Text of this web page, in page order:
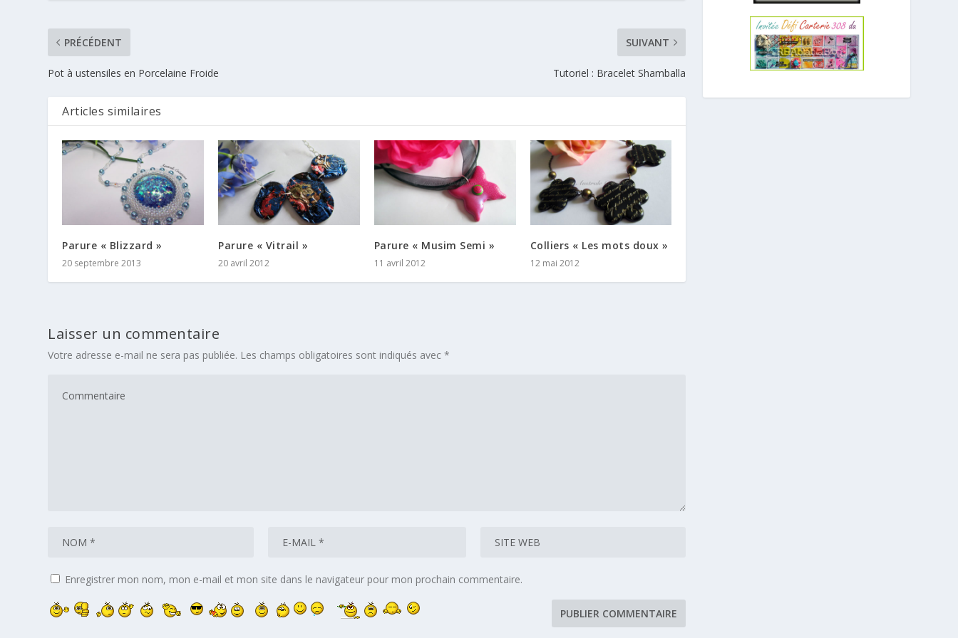
PRÉCÉDENT
Pot à ustensiles en Porcelaine Froide
SUIVANT
Tutoriel : Bracelet Shamballa
Articles similaires
Parure « Blizzard »
20 septembre 2013
Parure « Vitrail »
20 avril 2012
Parure « Musim Semi »
11 avril 2012
Colliers « Les mots doux »
12 mai 2012
Laisser un commentaire
Votre adresse e-mail ne sera pas publiée. Les champs obligatoires sont indiqués avec*
Enregistrer mon nom, mon e-mail et mon site dans le navigateur pour mon prochain commentaire.